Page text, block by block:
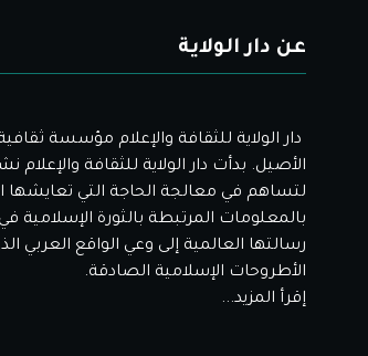
عن دار الولاية
دار الولاية للثقافة والإعلام مؤسسة
لتساهم في معالجة الحاجة التي تعايشها
بالمعلومات المرتبطة بالثورة الإسلامية
رسالتها العالمية إلى وعي الواقع العربي
الأطروحات الإسلامية الصادقة.
إقرأ المزيد...